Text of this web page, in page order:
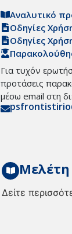
Αναλυτικό
Οδηγίες
Οδηγίες
Για τυχόν
προτάσεις
μέσω email στη
Μελέτη
Δείτε